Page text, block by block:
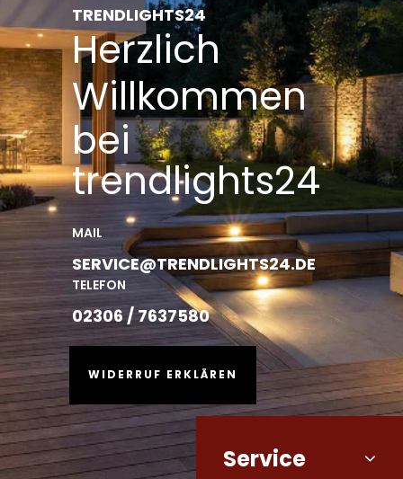
TRENDLIGHTS24
Herzlich
Willkommen
bei
trendlights24
MAIL
SERVICE@TRENDLIGHTS24.DE
TELEFON
02306 / 7637580
WIDERRUF ERKLÄREN
Service